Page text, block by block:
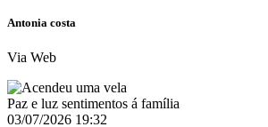
Antonia costa
Via Web
Paz e luz sentimentos á família
03/07/2026 19:32